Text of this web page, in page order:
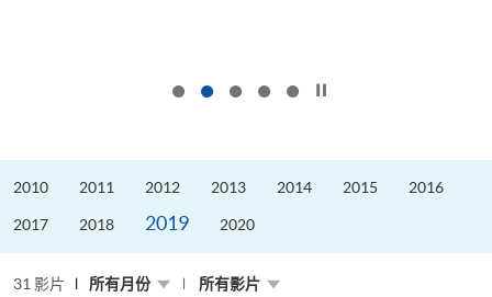
2010 2011 2012 2013 2014 2015 2016
2017 2018 2019 2020
31 影片 所有月份 所有影片